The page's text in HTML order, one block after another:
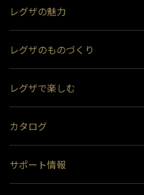
レグザの魅力
レグザのものづくり
受賞履歴
おすすめ番組
レグザで楽しむ
カタログ
サポート情報